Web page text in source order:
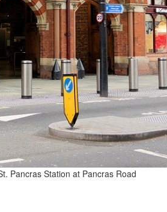
Pancras Station at Pancras Road